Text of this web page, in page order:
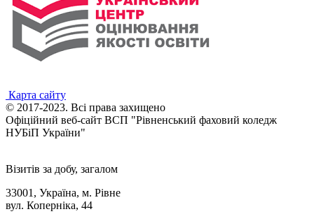
Карта сайту
© 2017-2023. Всі права захищено
Офіційний веб-сайт ВСП "Рівненський фаховий коледж
НУБіП України"
Візитів за добу, загалом
33001, Україна, м. Рівне
вул. Коперніка, 44